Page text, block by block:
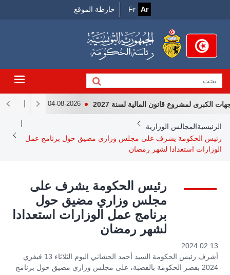
الرئيسي
Fr Ar
Menu
خارطة الموقع
لمشروع قانون المالية لسنة 2027 04-08-2026 لقاء رئيس
Breadcrumb
الرئيسيةالمجالس الوزارية
رئيس الحكومة يشرف على مجلس وزاري مضيق حول برنامج عمل
الوزارات استعدادا لشهر رمضان
رئيس الحكومة يشرف على
مجلس وزاري مضيق حول
برنامج عمل الوزارات استعدادا
لشهر رمضان
2024.02.13
أشرف رئيس الحكومة السيد أحمد الحشاني اليوم الثلاثاء 13 فيفري
2024 بقصر الحكومة بالقصبة، على مجلس وزاري مضيق حول برنامج